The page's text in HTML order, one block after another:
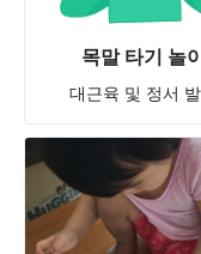
목말 타기 놀
대근육 및 정서